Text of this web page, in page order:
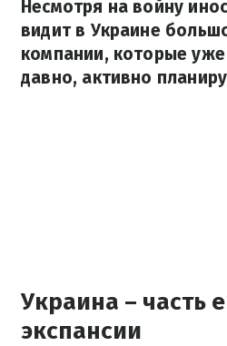
Несмотря на войну
видит в Украине
компании, которые
давно, активно
Украина – часть
экспансии